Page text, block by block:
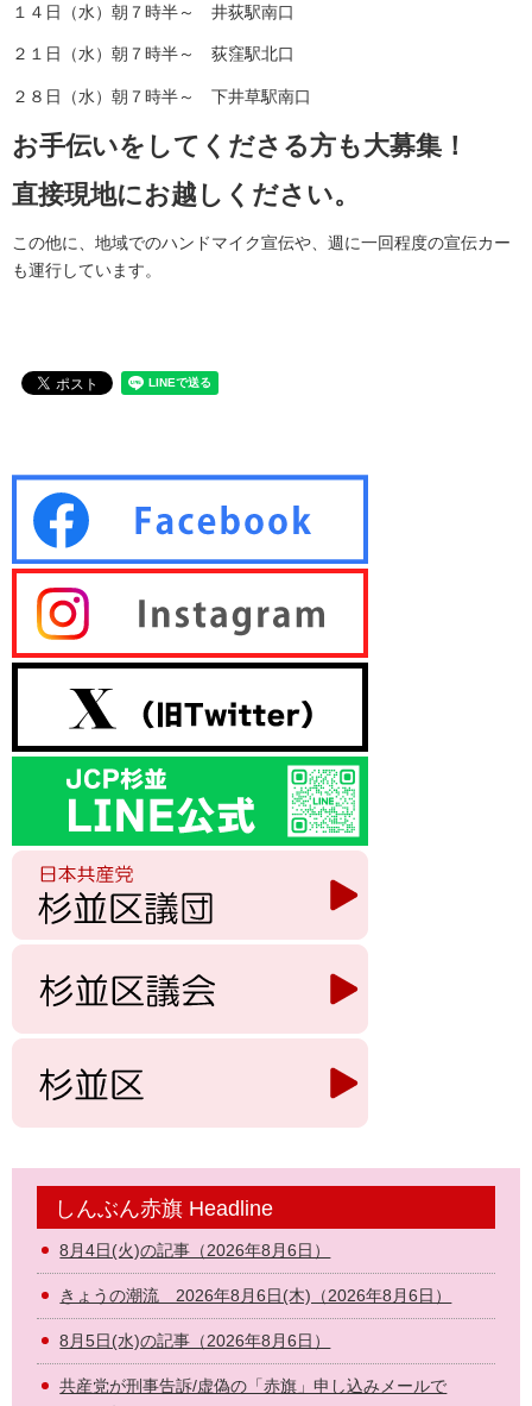
１４日（水）朝７時半～ 井荻駅南口
２１日（水）朝７時半～ 荻窪駅北口
２８日（水）朝７時半～ 下井草駅南口
お手伝いをしてくださる方も大募集！
直接現地にお越しください。
この他に、地域でのハンドマイク宣伝や、週に一回程度の宣伝カー
も運行しています。
しんぶん赤旗 Headline
8月4日(火)の記事（2026年8月6日）
きょうの潮流 2026年8月6日(木)（2026年8月6日）
8月5日(水)の記事（2026年8月6日）
共産党が刑事告訴/虚偽の「赤旗」申し込みメールで